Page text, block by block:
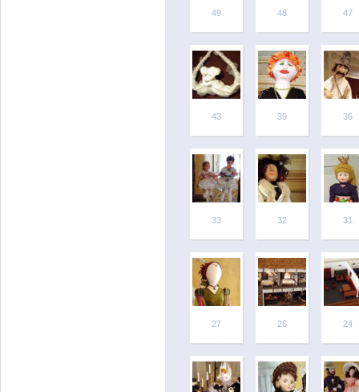
49 48 47
43 39 36
33 32 31
27 26 24